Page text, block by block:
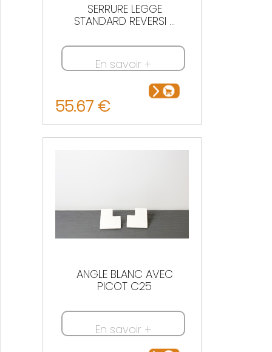
SERRURE LEGGE
STANDARD REVERSI ...
En savoir +
55.67 €
ANGLE BLANC AVEC
PICOT C25
En savoir +